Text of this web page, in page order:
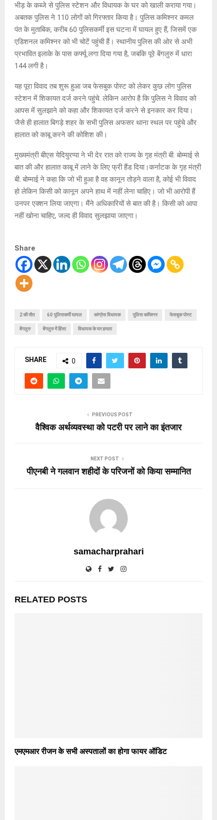
भीड़ के कब्जे से पुलिस स्टेशन और विधायक के घर को खाली कराया गया।
अबतक पुलिस ने 110 लोगों को गिरफ्तार किया है। पुलिस कमिश्नर कमल
पंत के मुताबिक, करीब 60 पुलिसकर्मी इस घटना में घायल हुए हैं, जिसमें एक
एडिशनल कमिश्नर को भी चोटें पहुंची हैं। स्थानीय पुलिस की ओर से अभी
प्रभावित इलाके के पास कर्फ्यू लगा दिया गया है, जबकि पूरे बेंगलुरु में धारा
144 लगी है।
यह पूरा विवाद तब शुरू हुआ जब फेसबुक पोस्ट को लेकर कुछ लोग पुलिस
स्टेशन में शिकायत दर्ज करने पहुंचे. लेकिन आरोप है कि पुलिस ने विवाद को
आपस में सुलझाने को कहा और शिकायत दर्ज करने से इनकार कर दिया।
जैसे ही हालात बिगड़े शहर के सभी पुलिस अफसर थाना स्थल पर पहुंचे और
हालात को काबू करने की कोशिश की।
मुख्यमंत्री बीएस येदियुरप्पा ने भी देर रात को राज्य के गृह मंत्री बी. बोम्माई से
बात की और हालात काबू में लाने के लिए फ्री हैंड दिया।कर्नाटक के गृह मंत्री
बी. बोम्माई ने कहा कि जो भी हुआ है वह कानून तोड़ने वाला है, कोई भी विवाद
हो लेकिन किसी को कानून अपने हाथ में नहीं लेना चाहिए। जो भी आरोपी हैं
उनपर एक्शन लिया जाएगा। मैंने अधिकारियों से बात की है। किसी को आपा
नहीं खोना चाहिए, जल्द ही विवाद सुलझाया जाएगा।
Share
2 की मौत 60 पुलिसकर्मी घायल कांग्रेस विधायक पुलिस कमिश्नर फेसबुक पोस्ट
बेंगलुरु बेंगलुरु में हिंसा विधायक के घर हमला
SHARE 0
PREVIOUS POST
वैश्विक अर्थव्यवस्था को पटरी पर लाने का इंतजार
NEXT POST
पीएनबी ने गलवान शहीदों के परिजनों को किया सम्मानित
samacharprahari
RELATED POSTS
एमएमआर रीजन के सभी अस्पतालों का होगा फायर ऑडिट